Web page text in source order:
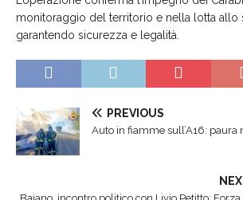
monitoraggio del territorio e nella lotta allo
garantendo sicurezza e legalità.
PREVIOUS
Auto in fiamme sull’A16: paura